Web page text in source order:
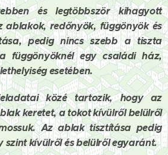
és legtöbbször kihagyott
redőnyök, függönyök és
pedig nincs szebb a tiszta
függönyöknél egy családi ház,
esetében.
közé tartozik, hogy az
keretet, a tokot kívülről belülről
Azablak tisztítása pedig
szint kívülről és belülről egyaránt.